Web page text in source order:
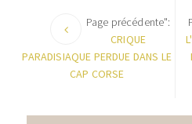
Page précédente":
CRIQUE
PARADISIAQUE PERDUE DANS LE
CAP CORSE